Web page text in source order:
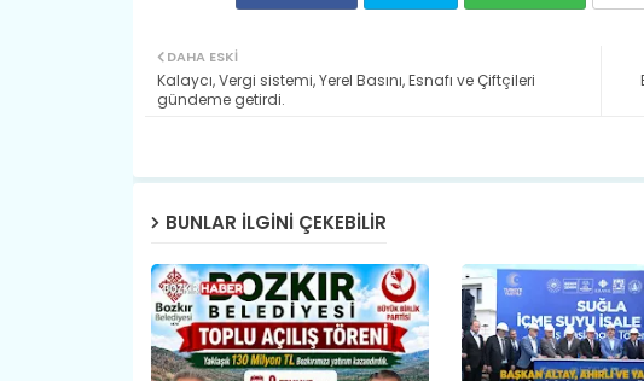
DAHA ESKI
Kalaycı, ​Vergi sistemi, Yerel Basını, Esnafı ve Çiftçileri
gündeme getirdi.
BUNLAR ILGINI ÇEKEBILIR